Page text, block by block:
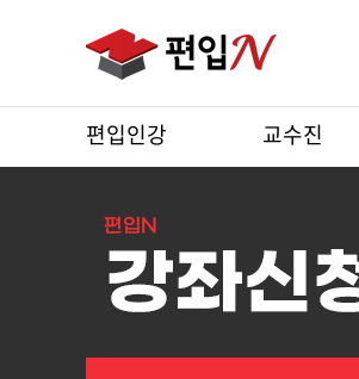
편입인강 교수진